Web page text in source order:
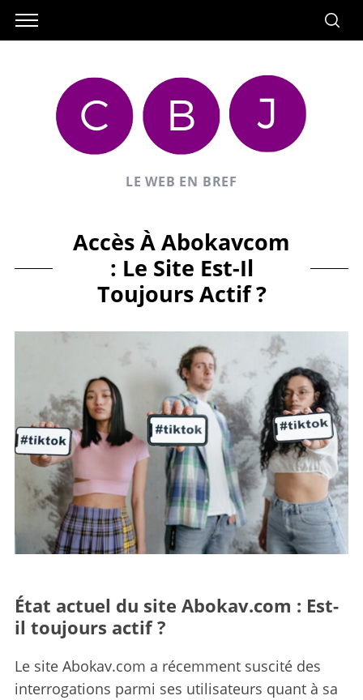
LE WEB EN BREF
Accès À Abokavcom
: Le Site Est-Il
Toujours Actif ?
État actuel du site Abokav.com : Est-
il toujours actif ?
Le site Abokav.com a récemment suscité des
interrogations parmi ses utilisateurs quant à sa